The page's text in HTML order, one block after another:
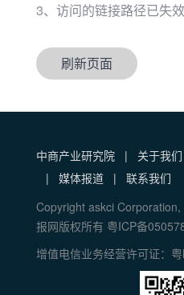
3、访问的链接路径已失效
刷新页面
中商产业研究院 | 关于我们
|
媒体报道 |
联系我们
Copyright askci
报网版权所有 粤ICP备
增值电信业务经营许可证：